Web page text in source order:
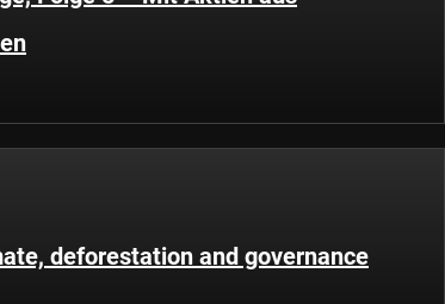
deforestation and governance